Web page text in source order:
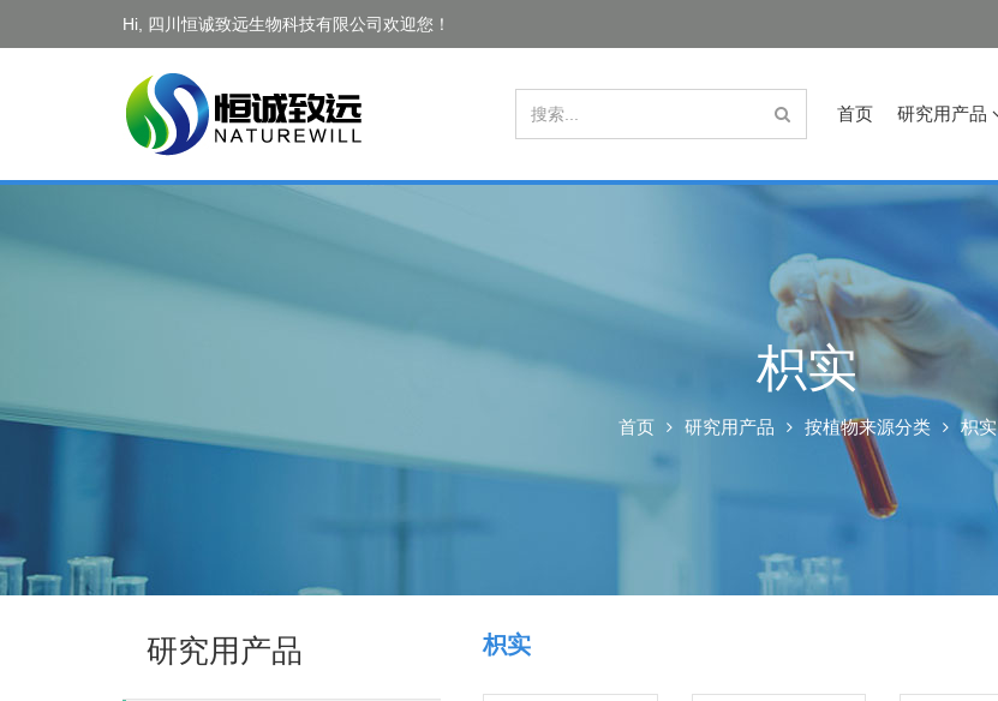
Hi, 四川恒诚致远生物科技有限公司欢迎您！
首页 研究用产品
枳实
首页 研究用产品 按植物来源分类 枳实
研究用产品 枳实